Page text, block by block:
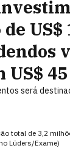
US$
US$
será
total de 3,2
Lüders/Exame)